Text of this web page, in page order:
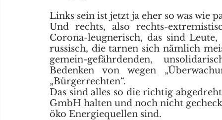
Links sein ist jetzt ja eher so was wie
Und rechts, also rechts-
Corona-leugnerisch, das sind
russisch, die tarnen sich nämlich
gemein-gefährdenden,
Bedenken von wegen
„Bürgerrechten“.
Das sind alles so die richtig
GmbH halten und noch nicht
öko Energiequellen sind.